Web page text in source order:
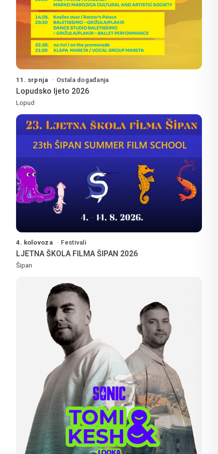
11. srpnja Ostala događanja
Lopudsko ljeto 2026
Lopud
4. kolovoza Festivali
LJETNA ŠKOLA FILMA ŠIPAN 2026
Šipan